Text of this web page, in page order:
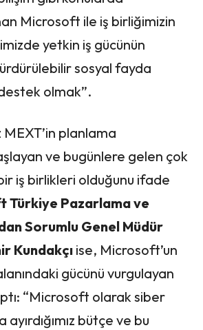
Microsoft ile iş birliğimizin
yetkin iş gücünün
sosyal fayda
olmak”.
MEXT’in planlama
ve bugünlere gelen çok
iş birlikleri olduğunu ifade
Türkiye Pazarlama ve
Sorumlu Genel Müdür
Kundakçı ise, Microsoft’un
gücünü vurgulayan
“Microsoft olarak siber
ayırdığımız bütçe ve bu